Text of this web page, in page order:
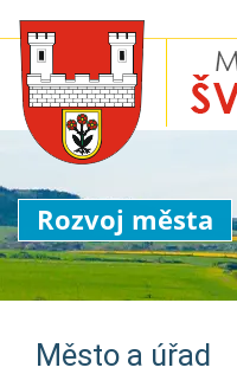
Rozvoj města
Město a úřad